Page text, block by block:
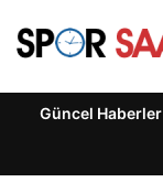
Güncel Haberler